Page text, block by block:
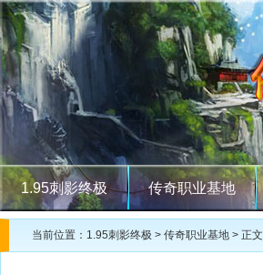
1.95刺影终极 传奇职业基地
当前位置： 1.95刺影终极 > 传奇职业基地 > 正文